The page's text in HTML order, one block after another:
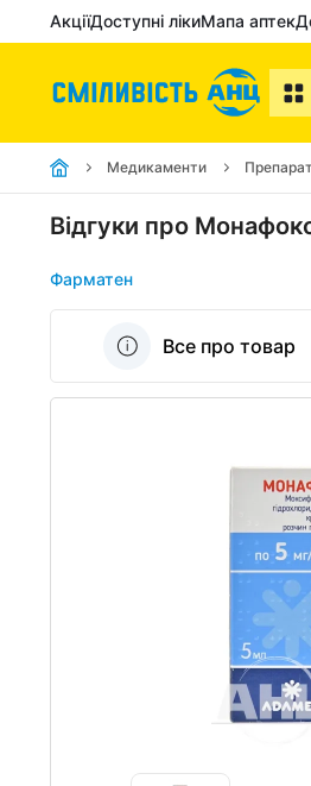
АкціїДоступні лікиМапа аптек
Медикаменти
Відгуки про
Фарматен
Все про товар